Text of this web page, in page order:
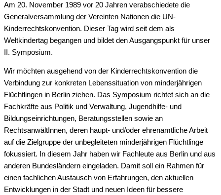
Am 20. November 1989 vor 20 Jahren verabschiedete die
Generalversammlung der Vereinten Nationen die UN-
Kinderrechtskonvention. Dieser Tag wird seit dem als
Weltkindertag begangen und bildet den Ausgangspunkt für unser
II. Symposium.
Wir möchten ausgehend von der Kinderrechtskonvention die
Verbindung zur konkreten Lebenssituation von minderjährigen
Flüchtlingen in Berlin ziehen. Das Symposium richtet sich an die
Fachkräfte aus Politik und Verwaltung, Jugendhilfe- und
Bildungseinrichtungen, Beratungsstellen sowie an
RechtsanwältInnen, deren haupt- und/oder ehrenamtliche Arbeit
auf die Zielgruppe der unbegleiteten minderjährigen Flüchtlinge
fokussiert. In diesem Jahr haben wir Fachleute aus Berlin und aus
anderen Bundesländern eingeladen. Damit soll ein Rahmen für
einen fachlichen Austausch von Erfahrungen, den aktuellen
Entwicklungen in der Stadt und neuen Ideen für bessere